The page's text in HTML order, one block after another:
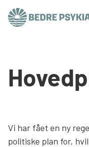
Tal og fakta
Vær med
Vi har fået en ny
politiske plan for,